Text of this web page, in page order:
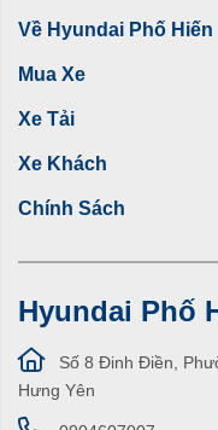
Về Hyundai Phố Hiến
Mua Xe
Xe Tải
Xe Khách
Chính Sách
Hyundai Phố
Số 8 Đinh Điền,
Hưng Yên